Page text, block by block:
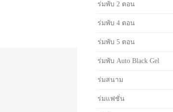
ร่มพับ 2 ตอน
ร่มพับ 4 ตอน
ร่มพับ 5 ตอน
ร่มพับ Auto Black Gel
ร่มสนาม
ร่มแฟชั่น